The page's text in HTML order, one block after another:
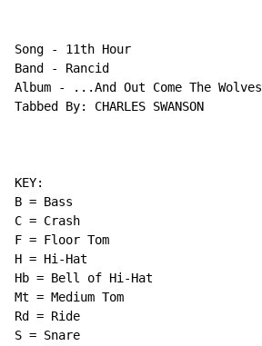
Song - 11th Hour
Band - Rancid
Album - ...And Out Come The Wolves
Tabbed By: CHARLES SWANSON
KEY:
B = Bass
C = Crash
F = Floor Tom
H = Hi-Hat
Hb = Bell of Hi-Hat
Mt = Medium Tom
Rd = Ride
S = Snare